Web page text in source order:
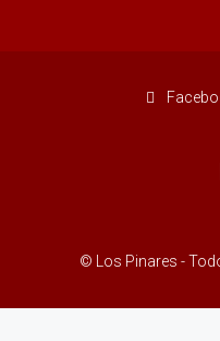
© Los Pinares -